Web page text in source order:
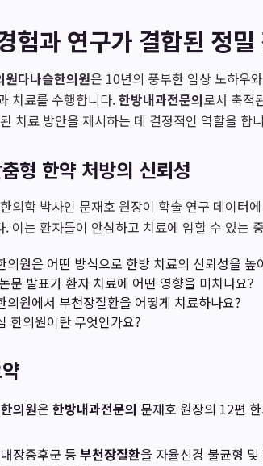
험과 연구가 결합된 정
원다나슬한의원은 10년의 풍부한 임상 노하우
치료를 수행합니다.한방내과전문의로서 축적
치료 방안을 제시하는 데 결정적인 역할을 합
형 한약 처방의 신뢰성
의학 박사인 문재호 원장이 학술 연구 데이터
. 이는 환자들이 안심하고 치료에 임할 수 있는
의원은 어떤 방식으로 한방 치료의 신뢰성을 높
문 발표가 환자 치료에 어떤 영향을 미치나요?
의원에서 부천장질환을 어떻게 치료하나요?
한의원이란 무엇인가요?
의원은 한방내과전문의 문재호 원장의 12편
장증후군 등 부천장질환을 자율신경 불균형